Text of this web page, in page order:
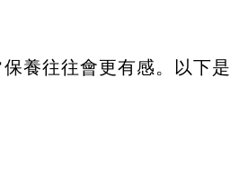
養往往會更有感。以下是